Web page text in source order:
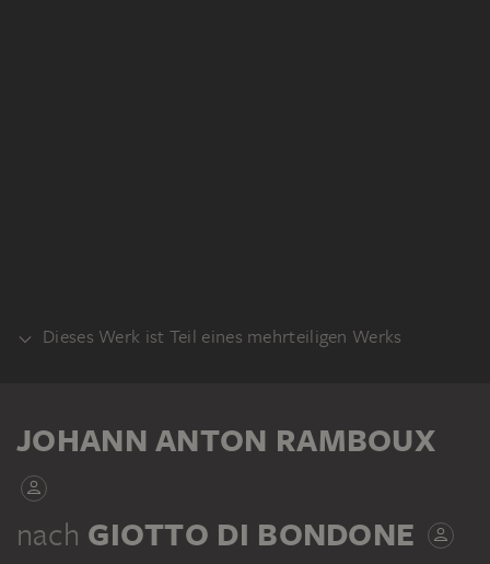
Dieses Werk ist Teil eines mehrteiligen Werks
JOHANN ANTON RAMBOUX
nach GIOTTO DI BONDONE